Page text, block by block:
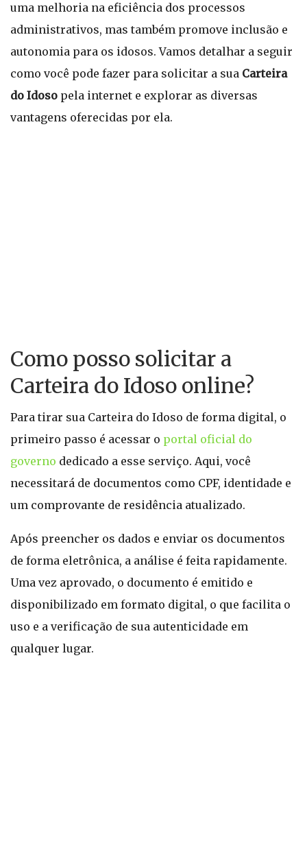
uma melhoria na eficiência dos processos
administrativos, mas também promove inclusão e
autonomia para os idosos. Vamos detalhar a seguir
como você pode fazer para solicitar a sua Carteira
do Idoso pela internet e explorar as diversas
vantagens oferecidas por ela.
Como posso solicitar a
Carteira do Idoso online?
Para tirar sua Carteira do Idoso de forma digital, o
primeiro passo é acessar o portal oficial do
governo dedicado a esse serviço. Aqui, você
necessitará de documentos como CPF, identidade e
um comprovante de residência atualizado.
Após preencher os dados e enviar os documentos
de forma eletrônica, a análise é feita rapidamente.
Uma vez aprovado, o documento é emitido e
disponibilizado em formato digital, o que facilita o
uso e a verificação de sua autenticidade em
qualquer lugar.